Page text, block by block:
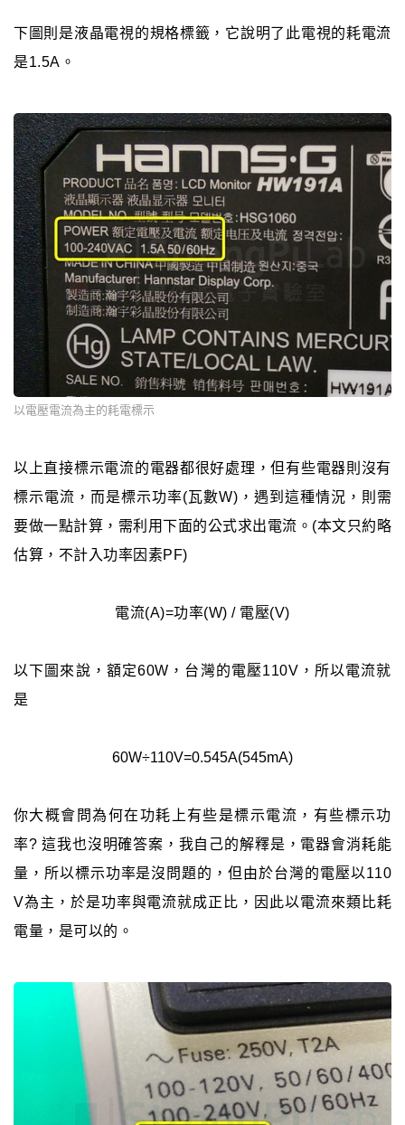
下圖則是液晶電視的規格標籤，它說明了此電視的耗電流
是1.5A。
以電壓電流為主的耗電標示
以上直接標示電流的電器都很好處理，但有些電器則沒有
標示電流，而是標示功率(瓦數W)，遇到這種情況，則需
要做一點計算，需利用下面的公式求出電流。(本文只約略
估算，不計入功率因素PF)
電流(A)=功率(W) / 電壓(V)
以下圖來說，額定60W，台灣的電壓110V，所以電流就
是
60W÷110V=0.545A(545mA)
你大概會問為何在功耗上有些是標示電流，有些標示功
率? 這我也沒明確答案，我自己的解釋是，電器會消耗能
量，所以標示功率是沒問題的，但由於台灣的電壓以110
V為主，於是功率與電流就成正比，因此以電流來類比耗
電量，是可以的。